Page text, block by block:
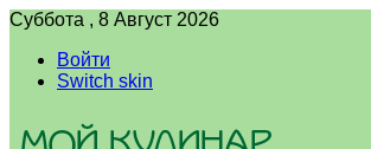
Суббота , 8 Август 2026
Войти
Switch skin